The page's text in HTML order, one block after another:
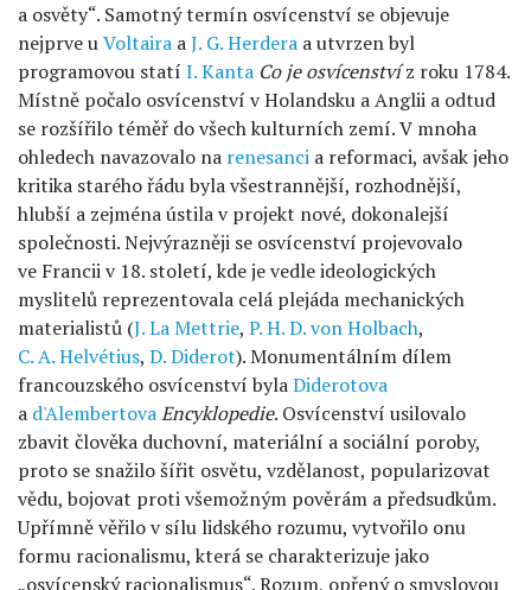
a osvěty“. Samotný termín osvícenství se objevuje
nejprve uVoltaira aJ. G. Herdera a utvrzen byl
programovou statí I. Kanta Co je osvícenstvíz roku 1784.
Místně počalo osvícenství v Holandsku a Anglii a odtud
se rozšířilo téměř do všech kulturních zemí. V mnoha
ohledech navazovalo na renesanci a reformaci, avšak jeho
kritika starého řádu byla všestrannější, rozhodnější,
hlubší a zejména ústila v projekt nové, dokonalejší
společnosti. Nejvýrazněji se osvícenství projevovalo
ve Francii v 18. století, kde je vedle ideologických
myslitelů reprezentovala celá plejáda mechanických
materialistů (J. La Mettrie, P. H. D. von Holbach,
C. A. Helvétius, D. Diderot). Monumentálním dílem
francouzského osvícenství bylaDiderotova
a d'AlembertovaEncyklopedie. Osvícenství usilovalo
zbavit člověka duchovní, materiální a sociální poroby,
proto se snažilo šířit osvětu, vzdělanost, popularizovat
vědu, bojovat proti všemožným pověrám a předsudkům.
Upřímně věřilo v sílu lidského rozumu, vytvořilo onu
formu racionalismu, která se charakterizuje jako
„osvícenský racionalismus“. Rozum, opřený o smyslovou